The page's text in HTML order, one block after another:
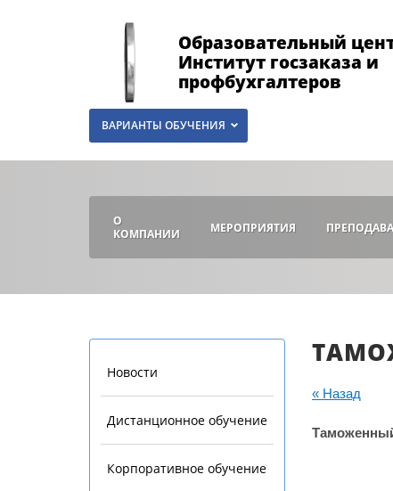
Образовательный
Институт госзаказа и
профбухгалтеров
ВАРИАНТЫ ОБУЧЕНИЯ
О
КОМПАНИИ
МЕРОПРИЯТИЯ
Новости
Дистанционное обучение
Корпоративное обучение
« Назад